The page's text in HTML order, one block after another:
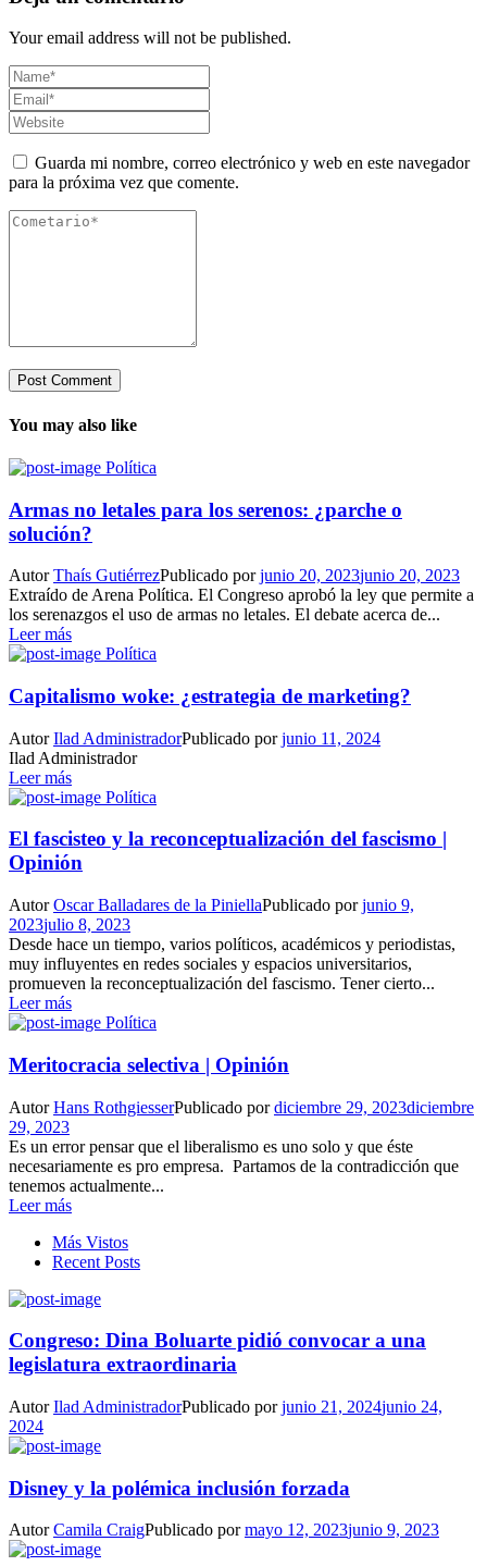
Your email address will not be published.
Guarda mi nombre, correo electrónico y web en este navegador
para la próxima vez que comente.
You may also like
Política
Armas no letales para los serenos: ¿parche o
solución?
AutorThaís GutiérrezPublicado porjunio 20, 2023junio 20, 2023
Extraído de Arena Política. El Congreso aprobó la ley que permite a
los serenazgos el uso de armas no letales. El debate acerca de...
Leer más
Política
Capitalismo woke: ¿estrategia de marketing?
AutorIlad AdministradorPublicado porjunio 11, 2024
Ilad Administrador
Leer más
Política
El fascisteo y la reconceptualización del fascismo |
Opinión
AutorOscar Balladares de la PiniellaPublicado porjunio 9,
2023julio 8, 2023
Desde hace un tiempo, varios políticos, académicos y periodistas,
muy influyentes en redes sociales y espacios universitarios,
promueven la reconceptualización del fascismo. Tener cierto...
Leer más
Política
Meritocracia selectiva | Opinión
AutorHans RothgiesserPublicado pordiciembre 29, 2023diciembre
29, 2023
Es un error pensar que el liberalismo es uno solo y que éste
necesariamente es pro empresa. Partamos de la contradicción que
tenemos actualmente...
Leer más
Más Vistos
Recent Posts
Congreso: Dina Boluarte pidió convocar a una
legislatura extraordinaria
AutorIlad AdministradorPublicado porjunio 21, 2024junio 24,
2024
Disney y la polémica inclusión forzada
AutorCamila CraigPublicado pormayo 12, 2023junio 9, 2023